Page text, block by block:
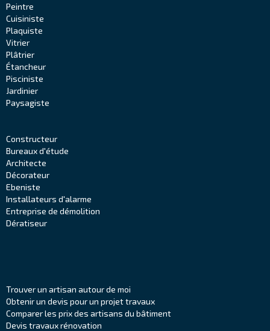
Peintre
Cuisiniste
Plaquiste
Vitrier
Plâtrier
Étancheur
Pisciniste
Jardinier
Paysagiste
Constructeur
Bureaux d'étude
Architecte
Décorateur
Ebeniste
Installateurs d'alarme
Entreprise de démolition
Dératiseur
Trouver un artisan autour de moi
Obtenir un devis pour un projet travaux
Comparer les prix des artisans du bâtiment
Devis travaux rénovation